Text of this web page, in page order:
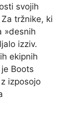
svojih
tržnike, ki
»desnih
izziv.
ekipnih
Boots
izposojo